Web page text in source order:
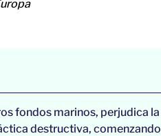
fondos marinos, perjudica
destructiva,